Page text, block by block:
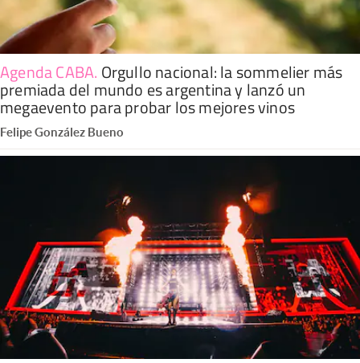
Agenda CABA. Orgullo nacional: la sommelier más
premiada del mundo es argentina y lanzó un
megaevento para probar los mejores vinos
Felipe González Bueno